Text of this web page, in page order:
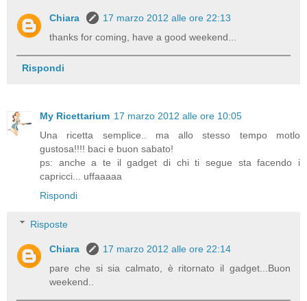
Chiara
17 marzo 2012 alle ore 22:13
thanks for coming, have a good weekend...
Rispondi
My Ricettarium 17 marzo 2012 alle ore 10:05
Una ricetta semplice.. ma allo stesso tempo motlo
gustosa!!!! baci e buon sabato!
ps: anche a te il gadget di chi ti segue sta facendo i
capricci... uffaaaaa
Rispondi
Risposte
Chiara
17 marzo 2012 alle ore 22:14
pare che si sia calmato, è ritornato il gadget...Buon
weekend..